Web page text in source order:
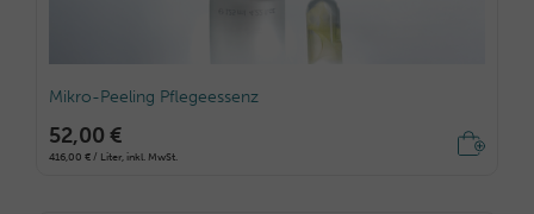
Mikro-Peeling Pflegeessenz
52,00 €
416,00 € / Liter, inkl. MwSt.